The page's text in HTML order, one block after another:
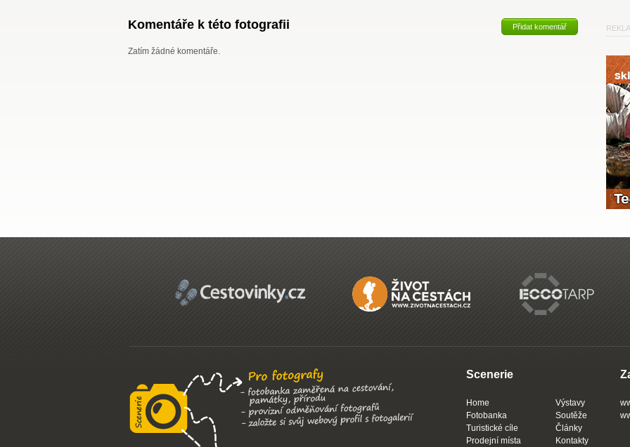
Komentáře k této fotografii Přidat komentář
Zatím žádné komentáře.
Scenerie
Home
Fotobanka
Turistické cíle
Prodejní místa
Výstavy
Soutěže
Články
Kontakty